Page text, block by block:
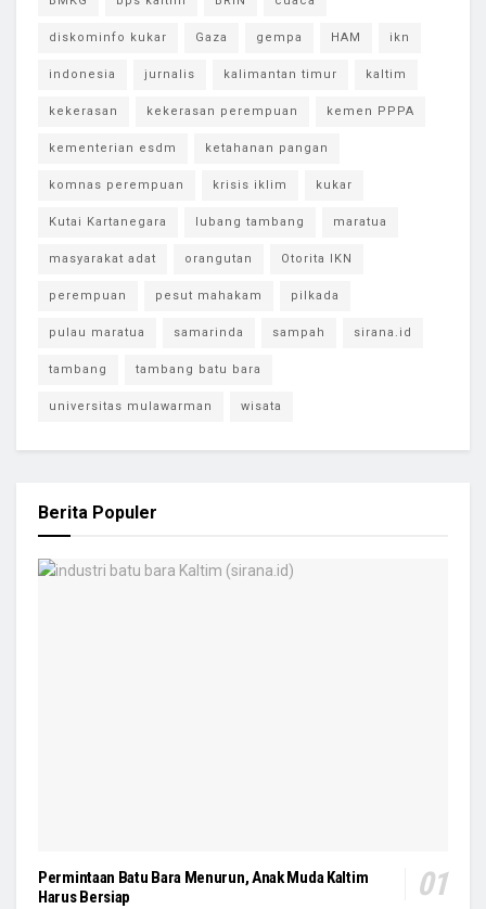
diskominfo kukar Gaza gempa HAM ikn
indonesia jurnalis kalimantan timur kaltim
kekerasan kekerasan perempuan kemen PPPA
kementerian esdm ketahanan pangan
komnas perempuan krisis iklim kukar
Kutai Kartanegara lubang tambang maratua
masyarakat adat orangutan Otorita IKN
perempuan pesut mahakam pilkada
pulau maratua samarinda sampah sirana.id
tambang tambang batu bara
universitas mulawarman wisata
Berita Populer
Permintaan Batu Bara Menurun, Anak Muda Kaltim
Harus Bersiap